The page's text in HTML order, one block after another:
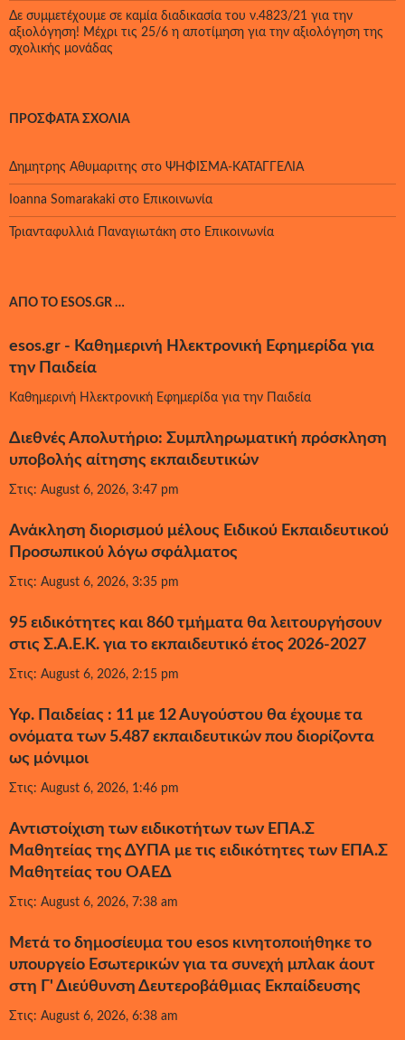
Δε συμμετέχουμε σε καμία διαδικασία του ν.4823/21 για την
αξιολόγηση! Μέχρι τις 25/6 η αποτίμηση για την αξιολόγηση της
σχολικής μονάδας
ΠΡΌΣΦΑΤΑ ΣΧΌΛΙΑ
Δημητρης Αθυμαριτης στο ΨΗΦΙΣΜΑ-ΚΑΤΑΓΓΕΛΙΑ
Ioanna Somarakaki στο Επικοινωνία
Τριανταφυλλιά Παναγιωτάκη στο Επικοινωνία
ΑΠΌ ΤΟ ESOS.GR …
esos.gr - Καθημερινή Ηλεκτρονική Εφημερίδα για
την Παιδεία
Καθημερινή Ηλεκτρονική Εφημερίδα για την Παιδεία
Διεθνές Απολυτήριο: Συμπληρωματική πρόσκληση
υποβολής αίτησης εκπαιδευτικών
Στις: August 6, 2026, 3:47 pm
Ανάκληση διορισμού μέλους Ειδικού Εκπαιδευτικού
Προσωπικού λόγω σφάλματος
Στις: August 6, 2026, 3:35 pm
95 ειδικότητες και 860 τμήματα θα λειτουργήσουν
στις Σ.Α.Ε.Κ. για το εκπαιδευτικό έτος 2026-2027
Στις: August 6, 2026, 2:15 pm
Υφ. Παιδείας : 11 με 12 Αυγούστου θα έχουμε τα
ονόματα των 5.487 εκπαιδευτικών που διορίζοντα
ως μόνιμοι
Στις: August 6, 2026, 1:46 pm
Αντιστοίχιση των ειδικοτήτων των ΕΠΑ.Σ
Μαθητείας της ΔΥΠΑ με τις ειδικότητες των ΕΠΑ.Σ
Μαθητείας του ΟΑΕΔ
Στις: August 6, 2026, 7:38 am
Μετά το δημοσίευμα του esos κινητοποιήθηκε το
υπουργείο Εσωτερικών για τα συνεχή μπλακ άουτ
στη Γ' Διεύθυνση Δευτεροβάθμιας Εκπαίδευσης
Στις: August 6, 2026, 6:38 am